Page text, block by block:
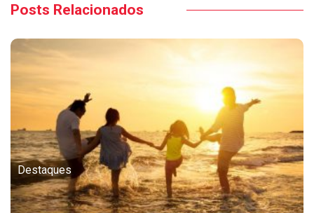
Posts Relacionados
Destaques